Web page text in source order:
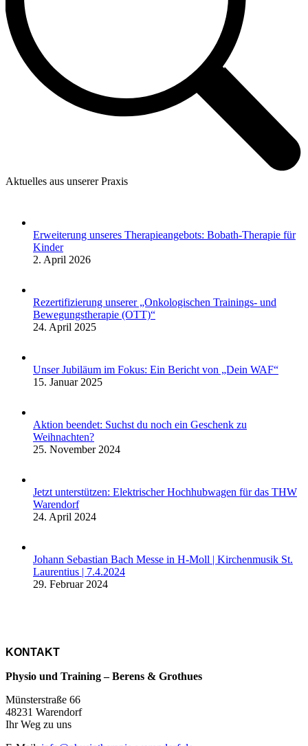
Aktuelles aus unserer Praxis
Erweiterung unseres Therapieangebots: Bobath-Therapie für
Kinder
2. April 2026
Rezertifizierung unserer „Onkologischen Trainings- und
Bewegungstherapie (OTT)“
24. April 2025
Unser Jubiläum im Fokus: Ein Bericht von „Dein WAF“
15. Januar 2025
Aktion beendet: Suchst du noch ein Geschenk zu
Weihnachten?
25. November 2024
Jetzt unterstützen: Elektrischer Hochhubwagen für das THW
Warendorf
24. April 2024
Johann Sebastian Bach Messe in H-Moll | Kirchenmusik St.
Laurentius | 7.4.2024
29. Februar 2024
KONTAKT
Physio und Training – Berens & Grothues
Münsterstraße 66
48231 Warendorf
Ihr Weg zu uns